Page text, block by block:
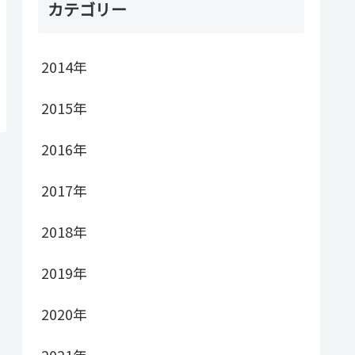
カテゴリー
2014年
2015年
2016年
2017年
2018年
2019年
2020年